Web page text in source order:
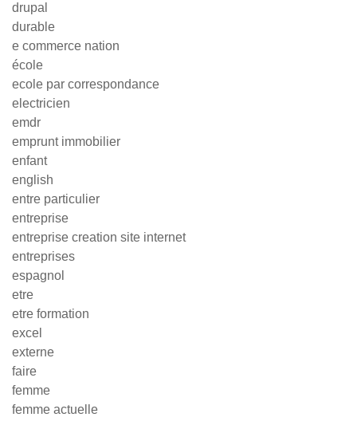
drupal
durable
e commerce nation
école
ecole par correspondance
electricien
emdr
emprunt immobilier
enfant
english
entre particulier
entreprise
entreprise creation site internet
entreprises
espagnol
etre
etre formation
excel
externe
faire
femme
femme actuelle